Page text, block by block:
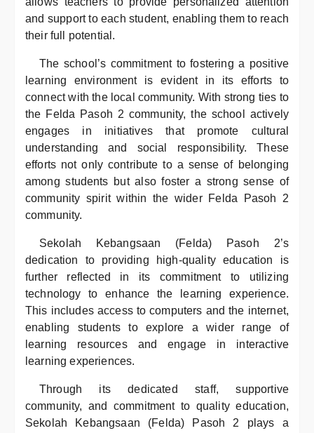
and support to each student, enabling them to reach
their full potential.
The school’s commitment to fostering a positive
learning environment is evident in its efforts to
connect with the local community. With strong ties to
the Felda Pasoh 2 community, the school actively
engages in initiatives that promote cultural
understanding and social responsibility. These
efforts not only contribute to a sense of belonging
among students but also foster a strong sense of
community spirit within the wider Felda Pasoh 2
community.
Sekolah Kebangsaan (Felda) Pasoh 2’s
dedication to providing high-quality education is
further reflected in its commitment to utilizing
technology to enhance the learning experience.
This includes access to computers and the internet,
enabling students to explore a wider range of
learning resources and engage in interactive
learning experiences.
Through its dedicated staff, supportive
community, and commitment to quality education,
Sekolah Kebangsaan (Felda) Pasoh 2 plays a